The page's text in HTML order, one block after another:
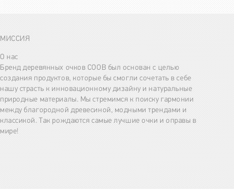
МИССИЯ
О нас
Бренд деревянных очков COOB был основан с целью
создания продуктов, которые бы смогли сочетать в себе
нашу страсть к инновационному дизайну и натуральные
природные материалы. Мы стремимся к поиску гармонии
между благородной древесиной, модными трендами и
классикой. Так рождаются самые лучшие очки и оправы в
мире!